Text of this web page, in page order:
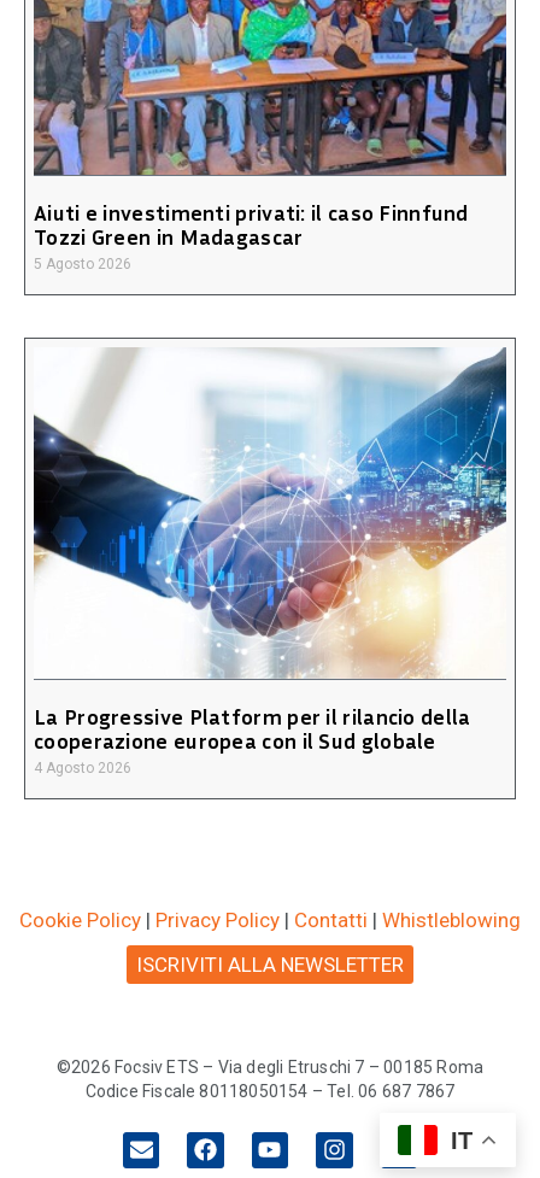
Aiuti e investimenti privati: il caso Finnfund
Tozzi Green in Madagascar
5 Agosto 2026
La Progressive Platform per il rilancio della
cooperazione europea con il Sud globale
4 Agosto 2026
Cookie Policy | Privacy Policy | Contatti | Whistleblowing
ISCRIVITI ALLA NEWSLETTER
©2026 Focsiv ETS – Via degli Etruschi 7 – 00185 Roma
Codice Fiscale 80118050154 – Tel. 06 687 7867
IT